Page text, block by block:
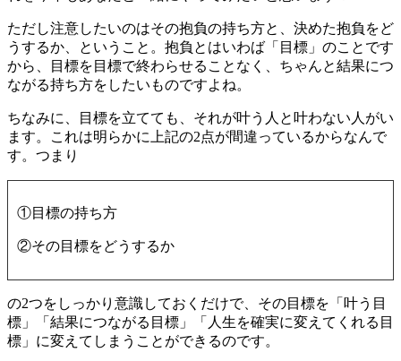
ただし注意したいのはその抱負の持ち方と、決めた抱負をど
うするか、ということ。抱負とはいわば「目標」のことです
から、目標を目標で終わらせることなく、ちゃんと結果につ
ながる持ち方をしたいものですよね。
ちなみに、目標を立てても、それが叶う人と叶わない人がい
ます。これは明らかに上記の2点が間違っているからなんで
す。つまり
①目標の持ち方
②その目標をどうするか
の2つをしっかり意識しておくだけで、その目標を「叶う目
標」「結果につながる目標」「人生を確実に変えてくれる目
標」に変えてしまうことができるのです。